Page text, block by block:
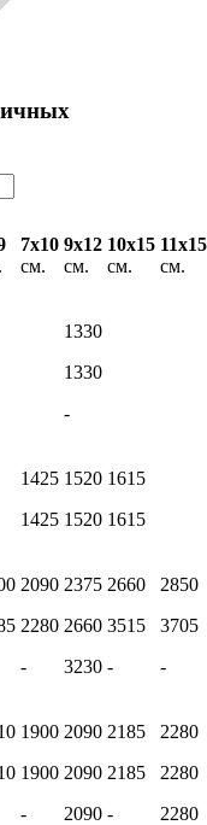
7х10
см.
9х12
см.
10х15
см.
11х15
см.
1330
1330
-
1425
1425
1520
1520
1615
1615
2090
2280
-
2375
2660
3230
2660
3515
-
2850
3705
-
1900
1900
-
2090
2090
2090
2185
2185
-
2280
2280
2280